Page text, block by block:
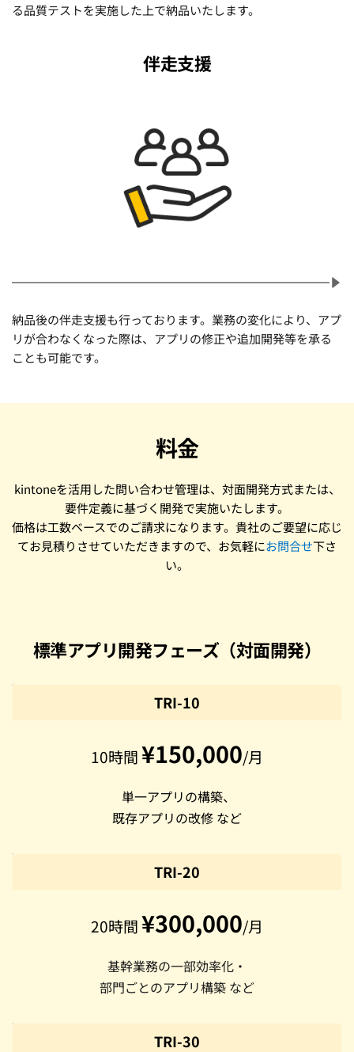
る品質テストを実施した上で納品いたします。
伴走支援
納品後の伴走支援も行っております。業務の変化により、アプ
リが合わなくなった際は、アプリの修正や追加開発等を承る
ことも可能です。
料金
kintoneを活用した問い合わせ管理は、対面開発方式または、
要件定義に基づく開発で実施いたします。
価格は工数ベースでのご請求になります。貴社のご要望に応じ
てお見積りさせていただきますので、お気軽にお問合せ下さ
い。
標準アプリ開発フェーズ（対面開発）
TRI-10
10時間 ¥150,000/月
単一アプリの構築、
既存アプリの改修 など
TRI-20
20時間 ¥300,000/月
基幹業務の一部効率化・
部門ごとのアプリ構築 など
TRI-30